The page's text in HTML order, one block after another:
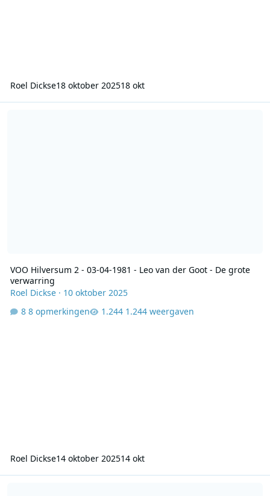
Roel Dickse18 oktober 202518 okt
VOO Hilversum 2 - 03-04-1981 - Leo van der Goot - De grote
verwarring
Roel Dickse· 10 oktober 2025
8 opmerkingen
1.244 weergaven
Roel Dickse14 oktober 202514 okt